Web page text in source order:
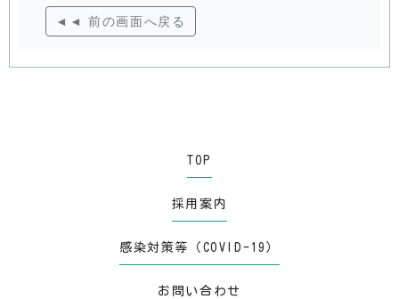
◄◄ 前の画面へ戻る
TOP
採用案内
感染対策等（COVID-19）
お問い合わせ